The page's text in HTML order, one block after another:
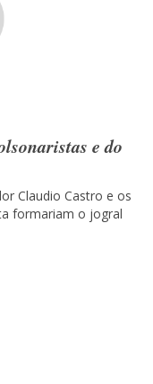
e do
Claudio Castro e os
formariam o jogral